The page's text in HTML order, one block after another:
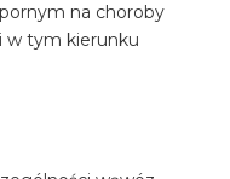
na choroby
w tym kierunku